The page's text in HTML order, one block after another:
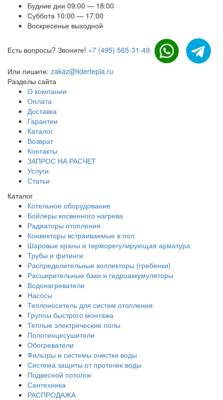
Будние дни 09:00 — 18:00
Суббота 10:00 — 17:00
Воскресенье выходной
Есть вопросы? Звоните! +7 (495) 565-31-49
Или пишите: zakaz@lidertepla.ru
Разделы сайта
О компании
Оплата
Доставка
Гарантии
Каталог
Возврат
Контакты
ЗАПРОС НА РАСЧЕТ
Услуги
Статьи
Каталог
Котельное оборудование
Бойлеры косвенного нагрева
Радиаторы отопления
Конвекторы встраиваемые в пол
Шаровые краны и терморегулирующая арматура
Трубы и фитинги
Распределительные коллекторы (гребенки)
Расширительные баки и гидроаккумуляторы
Водонагреватели
Насосы
Теплоноситель для систем отопления
Группы быстрого монтажа
Теплые электрические полы
Полотенцесушители
Обогреватели
Фильтры и системы очистки воды
Система защиты от протечек воды
Подвесной потолок
Сантехника
РАСПРОДАЖА